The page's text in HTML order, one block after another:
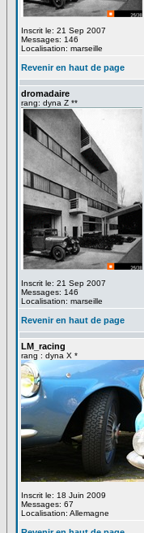
Inscrit le: 21 Sep 2007
Messages: 146
Localisation: marseille
Revenir en haut de page
dromadaire
rang: dyna Z **
Inscrit le: 21 Sep 2007
Messages: 146
Localisation: marseille
Revenir en haut de page
LM_racing
rang : dyna X *
Inscrit le: 18 Juin 2009
Messages: 67
Localisation: Allemagne